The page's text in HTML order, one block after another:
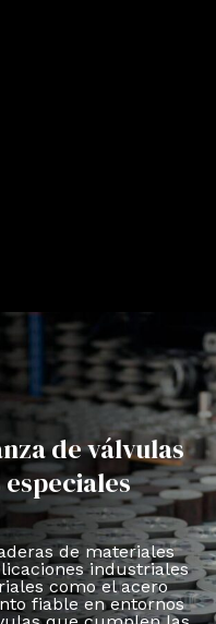
de válvulas
de materiales
industriales
como el acero
fiable en entornos